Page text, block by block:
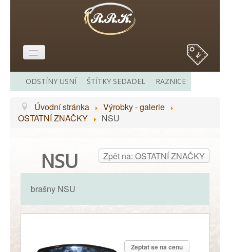
VÝROBKY - GALERIE
KONTAKT
ODSTÍNY USNÍ ŠTÍTKY SEDADEL RAZNICE
Úvodní stránka
Výrobky - galerie
OSTATNÍ ZNAČKY
NSU
Zpět na: OSTATNÍ ZNAČKY
NSU
brašny NSU
Zeptat se na cenu